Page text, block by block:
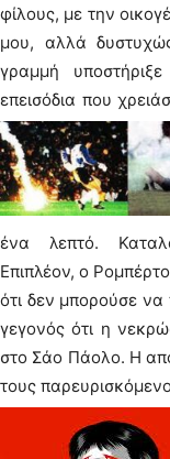
φίλους, με την
μου, αλλά
γραμμή
ένα λεπτό.
Επιπλέον, ο
ότι δεν μπορούσε
γεγονός ότι η
στο Σάο Πάολο. Η
τους